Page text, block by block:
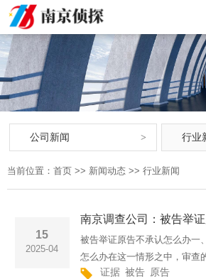
公司新闻 行业
当前位置： 首页 >> 新闻动态 >> 行业新闻
15
2025-04
南京调查公司：被告举
被告举证原告不承认怎么办一
怎么办在这一情形之中，审查
证据的可信度与证明力。证据
证据 被告 原告